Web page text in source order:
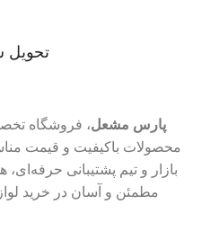
تحویل
پارس مشعل، فروشگاه
محصولات باکیفیت و قیمت
بازار و تیم پشتیبانی
مطمئن و آسان در خرید